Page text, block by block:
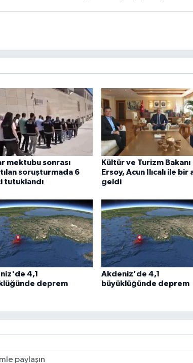
mektubu sonrası
soruşturmada 6
tutuklandı
Kültür ve Turizm Bakanı
Ersoy, Acun Ilıcalı ile bir
geldi
4,1
deprem
Akdeniz'de 4,1
büyüklüğünde deprem